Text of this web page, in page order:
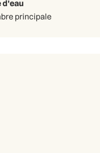
d'eau
principale